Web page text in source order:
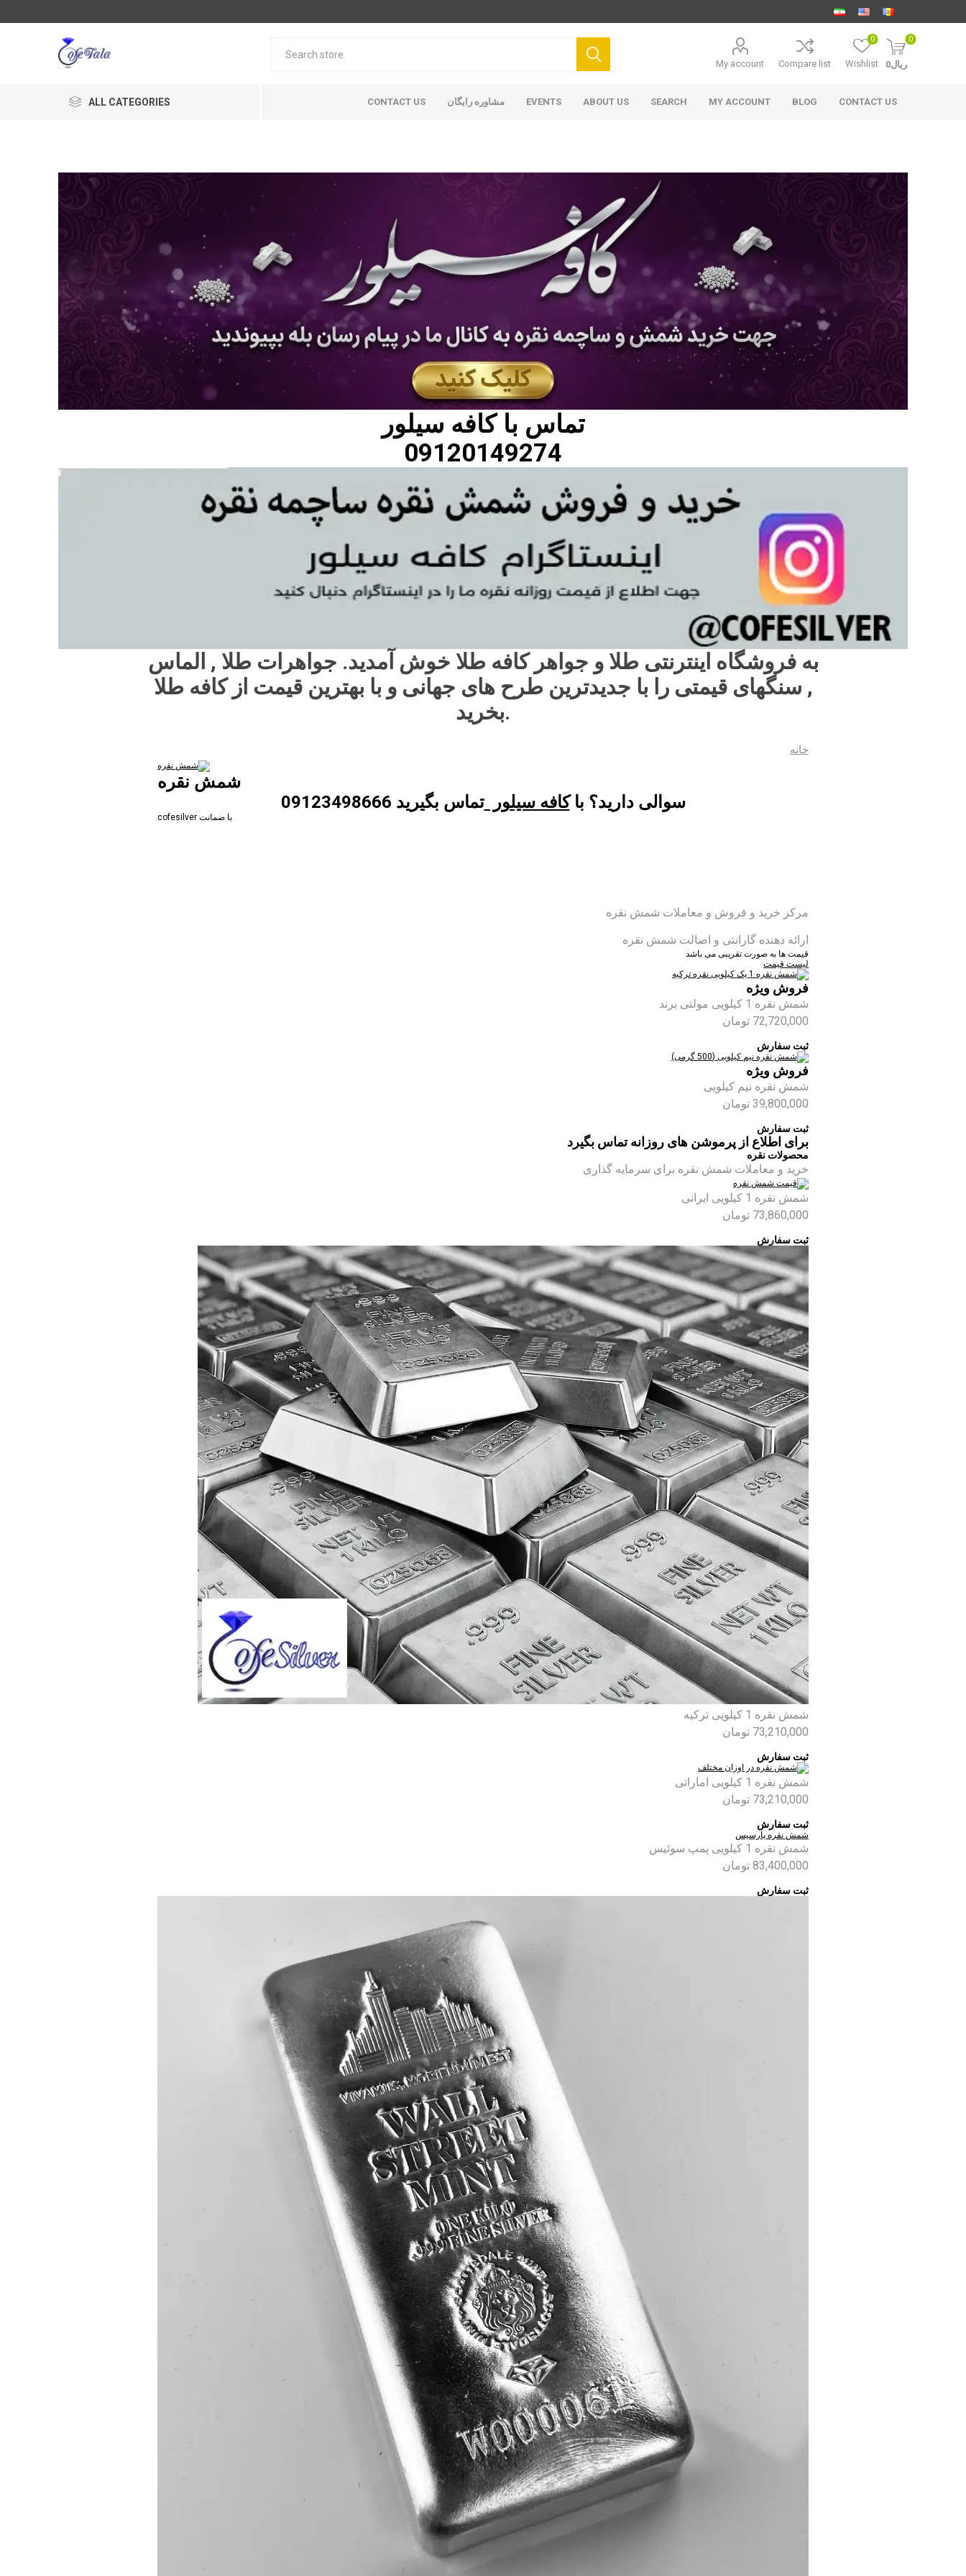
My account Compare list Wishlist
0 0
ریال0
ALL CATEGORIES CONTACT US مشاوره رایگان EVENTS ABOUT US SEARCH MY ACCOUNT BLOG CONTACT US
تماس باکافه سیلور
09120149274
به فروشگاه اینترنتی طلا و جواهر کافه طلا خوش آمدید. جواهرات طلا , الماس
, سنگهای قیمتی را با جدیدترین طرح های جهانی و با بهترین قیمت از کافه طلا
بخرید.
خانه
شمش نقره
سوالی دارید؟ باکافه سیلورتماس بگیرید 09123498666
با ضمانت cofesilver
مرکز خرید و فروش و معاملات شمش نقره
ارائه دهنده گارانتی و اصالت شمش نقره
قیمت ها به صورت تقریبی می باشد
لیست قیمت
فروش ویژه
شمش نقره 1 کیلویی مولتی برند
72,720,000 تومان
ثبت سفارش
فروش ویژه
شمش نقره نیم کیلویی
39,800,000 تومان
ثبت سفارش
برای اطلاع از پرموشن های روزانه تماس بگیرد
محصولات نقره
خرید و معاملات شمش نقره برای سرمایه گذاری
شمش نقره 1 کیلویی ایرانی
73,860,000 تومان
ثبت سفارش
شمش نقره 1 کیلویی ترکیه
73,210,000 تومان
ثبت سفارش
شمش نقره 1 کیلویی اماراتی
73,210,000 تومان
ثبت سفارش
شمش نقره پارسیس
شمش نقره 1 کیلویی پمپ سوئیس
83,400,000 تومان
ثبت سفارش